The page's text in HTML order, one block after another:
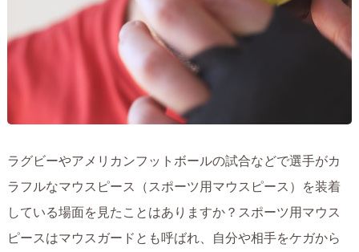
ラグビーやアメリカンフットボールの試合などで選手がカ
ラフルなマウスピース（スポーツ用マウスピース）を装着
している場面を見たことはありますか？スポーツ用マウス
ピースはマウスガードとも呼ばれ、自分や相手をケガから